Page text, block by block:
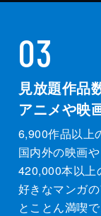
03
見放題作品
アニメや映
6,900作品以上
国内外の映画や
420,000本以上
好きなマンガの
とことん満喫で